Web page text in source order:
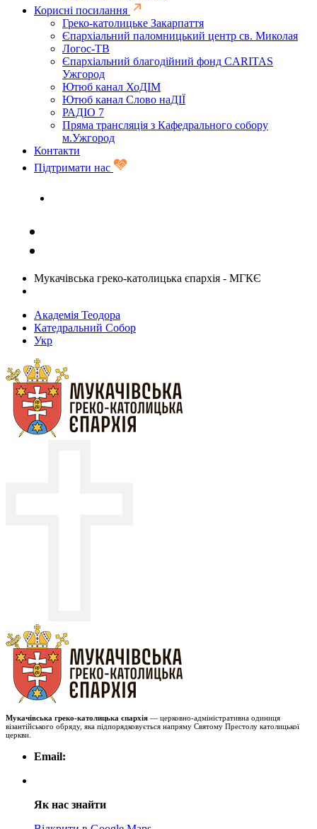
Корисні посилання
Греко-католицьке Закарпаття
Єпархіальний паломницький центр св. Миколая
Логос-ТВ
Єпархіальний благодійний фонд CARITAS
Ужгород
Ютюб канал ХоДІМ
Ютюб канал Слово наДІЇ
РАДІО 7
Пряма трансляція з Кафедрального собору
м.Ужгород
Контакти
Підтримати нас
Мукачівська греко-католицька єпархія - МГКЄ
Академія Теодора
Катедральний Собор
Укр
Мукачівська греко-католицька єпархія — церковно-адміністративна одиниця
візантійського обряду, яка підпорядковується напряму Святому Престолу католицької
церкви.
Email:
Як нас знайти